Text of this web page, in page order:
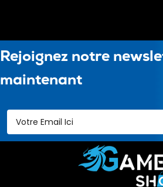
Rejoignez notre
maintenant